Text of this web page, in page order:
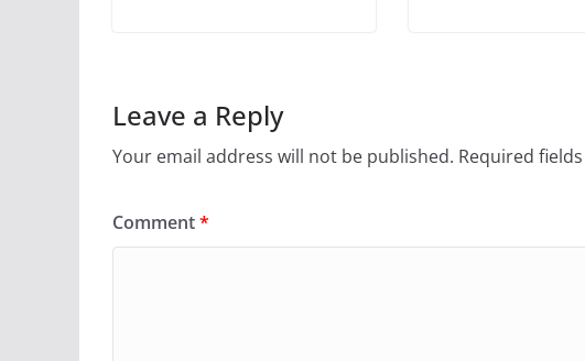
Leave a Reply
Your email address will not be published. Required
Comment*